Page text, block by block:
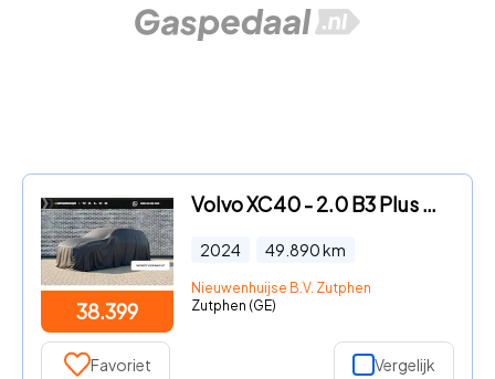
38.399
Volvo XC40 - 2.0 B3 Plus Dark | Adaptieve Cruise Control | Parkeercamera
2024 49.890km
Nieuwenhuijse B.V. Zutphen
Zutphen (GE)
Favoriet Vergelijk